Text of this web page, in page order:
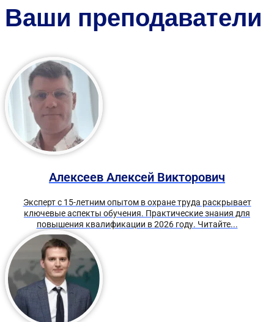
Ваши преподаватели
Алексеев Алексей Викторович
Эксперт с 15-летним опытом в охране труда раскрывает
ключевые аспекты обучения. Практические знания для
повышения квалификации в 2026 году. Читайте...